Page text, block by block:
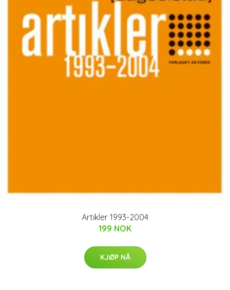
Artikler 1993-2004
199 NOK
KJØP NÅ